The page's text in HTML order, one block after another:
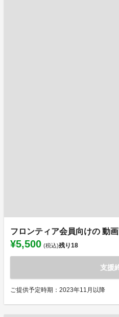
フロンティア会員向けの 動
¥5,500 (税込)残り18
支援
ご提供予定時期：2023年11月以降